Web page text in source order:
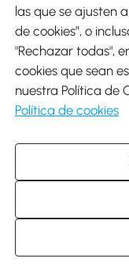
Descargar
931
C/ Roc Gros, nº 15.
© 2014-2026
las que se ajusten
de cookies”, o
"Rechazar todas",
cookies que sean
nuestra Política de
Política de cookies